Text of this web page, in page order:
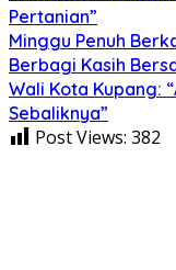
Pertanian”
Minggu Penuh
Berbagi Kasih
Wali Kota Kupang:
Sebaliknya”
Post Views: 382